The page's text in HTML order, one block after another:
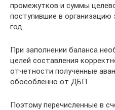
промежутков и суммы
поступившие в
год.
При заполнении баланса
целей составления
отчетности полученные
обособленно от ДБП.
Поэтому перечисленные в